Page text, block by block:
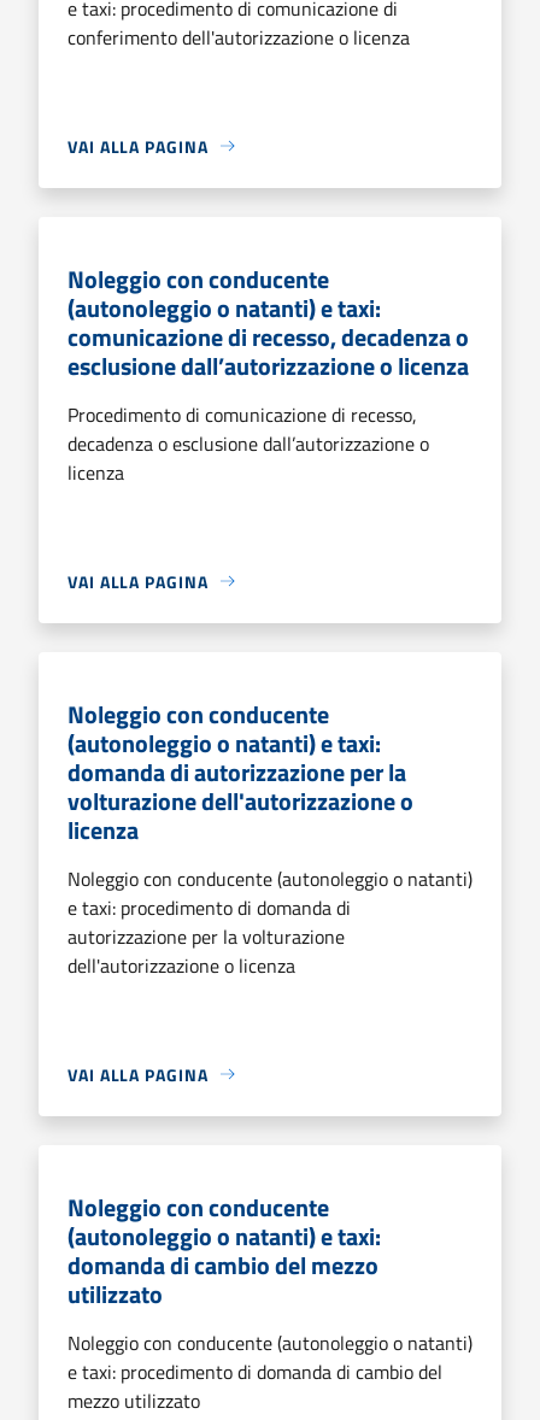
e taxi: procedimento di comunicazione di
conferimento dell'autorizzazione o licenza
VAI ALLA PAGINA
Noleggio con conducente
(autonoleggio o natanti) e taxi:
comunicazione di recesso, decadenza o
esclusione dall’autorizzazione o licenza
Procedimento di comunicazione di recesso,
decadenza o esclusione dall’autorizzazione o
licenza
VAI ALLA PAGINA
Noleggio con conducente
(autonoleggio o natanti) e taxi:
domanda di autorizzazione per la
volturazione dell'autorizzazione o
licenza
Noleggio con conducente (autonoleggio o natanti)
e taxi: procedimento di domanda di
autorizzazione per la volturazione
dell'autorizzazione o licenza
VAI ALLA PAGINA
Noleggio con conducente
(autonoleggio o natanti) e taxi:
domanda di cambio del mezzo
utilizzato
Noleggio con conducente (autonoleggio o natanti)
e taxi: procedimento di domanda di cambio del
mezzo utilizzato